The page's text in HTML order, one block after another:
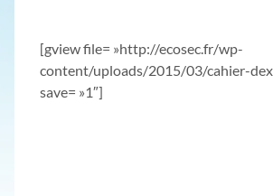
[gview file= »http://ecosec.fr/wp-
content/uploads/2015/03/cahier-
save= »1″]